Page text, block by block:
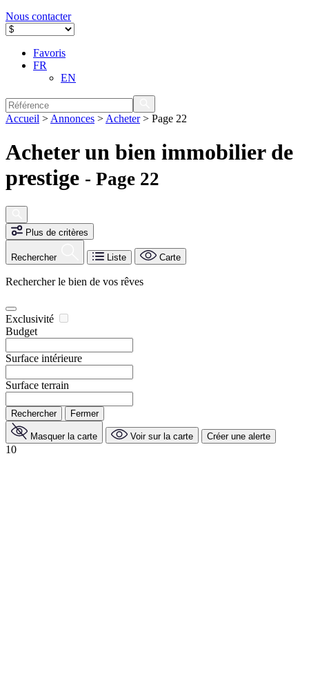
Nous contacter
Favoris
FR
EN
Accueil > Annonces > Acheter> Page 22
Acheter un bien immobilier de
prestige - Page 22
Plus de critères
Rechercher Liste Carte
Rechercher le bien de vos rêves
Exclusivité
Budget
Surface intérieure
Surface terrain
Rechercher Fermer
Masquer la carte Voir sur la carte Créer une alerte
10